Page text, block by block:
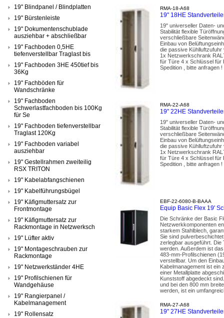
19" Blindpanel / Blindplatten
19" Bürstenleiste
19" Dokumentenschublade
ausziehbar + abschließbar
19" Fachboden 0,5HE
tiefenverstellbar Traglast bis
19" Fachboden 3HE 450tief bis
36Kg
19" Fachböden für
Wandschränke
19" Fachboden
Schwerlastfachboden bis 100Kg
für Se
19" Fachboden tiefenverstellbar
Traglast 120Kg
19" Fachboden variabel
ausziehbar
19" Gestellrahmen zweiteilig
RSX TRITON
19" Kabelabfangschienen
19" Kabelführungsbügel
19" Käfigmuttersatz zur
Frontmontage
19" Käfigmuttersatz zur
Rackmontage in Netzwerksch
19" Lüfter aktiv
19" Montageschrauben zur
Rackmontage
19" Netzwerkständer 4HE
19" Profilschienen für
Wandgehäuse
19" Rangierpanel /
Kabelmanagement
19" Rollensatz
RMA-18-A68
19" 18HE
19" universeller Daten-
Stabilität flexible
verschließbare
Einbau von
die passive
1x Netzwerkschrank
für Türe 4 x Schlüssel für
Spedition , bitte anfragen !
RMA-22-A68
19" 22HE
19" universeller Daten-
Stabilität flexible
verschließbare
Einbau von
die passive
1x Netzwerkschrank
für Türe 4 x Schlüssel für
Spedition , bitte anfragen !
EBF-22-6080-B-BAAA
Equip Basic Flex 19'
Die Schränke der Basic
Netzwerkkomponenten
starkem Stahlblech,
Sie sind
zerlegbar ausgeführt. Die
werden. Außerdem ist
483-mm-Profilschienen
verstellbar. Um den
Kabelmanagement ist ein
einer Metallplatte
Kunststoff abgedeckt
und bei den 800 mm
werden, ist ein
RMA-27-A68
19" 27HE